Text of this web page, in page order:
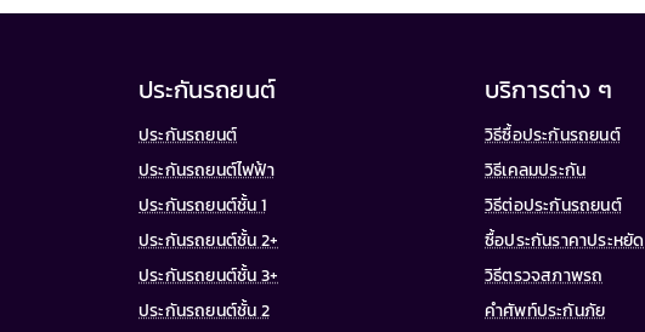
ประกันรถยนต์
ประกันรถยนต์
ประกันรถยนต์ไฟฟ้า
ประกันรถยนต์ชั้น 1
ประกันรถยนต์ชั้น 2+
ประกันรถยนต์ชั้น 3+
ประกันรถยนต์ชั้น 2
บริการต่าง ๆ
วิธีซื้อประกันรถยนต์
วิธีเคลมประกัน
วิธีต่อประกันรถยนต์
ซื้อประกันราคาประหยัด
วิธีตรวจสภาพรถ
คำศัพท์ประกันภัย